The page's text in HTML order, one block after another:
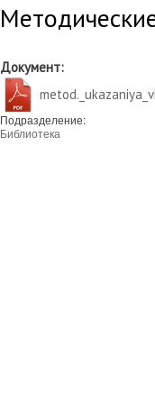
Документ:
Подразделение:
Библиотека